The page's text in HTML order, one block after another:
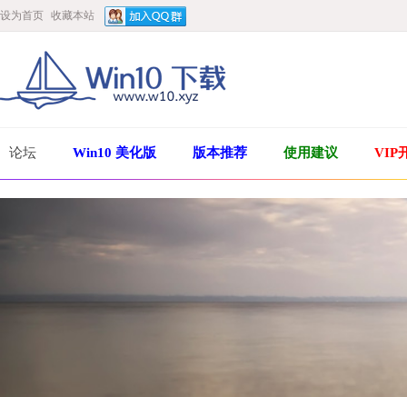
设为首页 收藏本站
论坛 Win10 美化版 版本推荐 使用建议 VIP